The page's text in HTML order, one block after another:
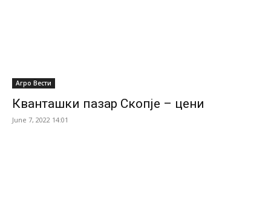
Агро Вести
Кванташки пазар Скопје – цени
June 7, 2022 14:01